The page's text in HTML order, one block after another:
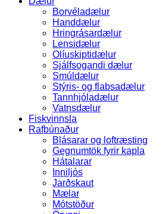
Borvéladælur
Handdælur
Hringrásardælur
Lensidælur
Olíuskiptidælur
Sjálfsogandi dælur
Smúldælur
Stýris- og flabsadælur
Tannhjóladælur
Vatnsdælur
Fiskvinnsla
Rafbúnaður
Blásarar og loftræsting
Gegnumtök fyrir kapla
Hátalarar
Inniljós
Jarðskaut
Mælar
Mótstöður